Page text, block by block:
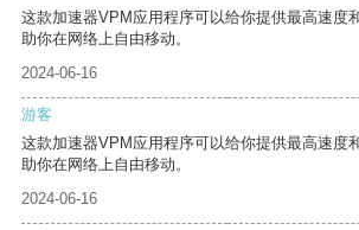
这款加速器VPM应用程序可以给你提供最高速度
助你在网络上自由移动。
2024-06-16
游客
这款加速器VPM应用程序可以给你提供最高速度
助你在网络上自由移动。
2024-06-16